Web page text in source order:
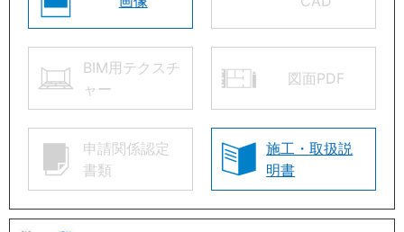
BIM用テクスチ
ャー
図面PDF
申請関係認定
書類
施工・取扱説
明書